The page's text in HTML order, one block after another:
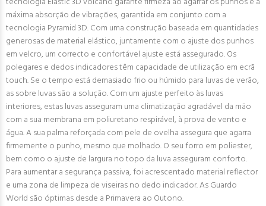
máxima absorção de vibrações, garantida em conjunto com a
tecnologia Pyramid 3D. Com uma construção baseada em quantidades
generosas de material elástico, juntamente com o ajuste dos punhos
em velcro, um correcto e confortável ajuste está assegurado. Os
polegares e dedos indicadores têm capacidade de utilização em ecrã
touch. Se o tempo está demasiado frio ou húmido para luvas de verão,
as sobre luvas são a solução. Com um ajuste perfeito às luvas
interiores, estas luvas asseguram uma climatização agradável da mão
com a sua membrana em poliuretano respirável, à prova de vento e
água. A sua palma reforçada com pele de ovelha assegura que agarra
firmemente o punho, mesmo que molhado. O seu forro em poliester,
bem como o ajuste de largura no topo da luva asseguram conforto.
Para aumentar a segurança passiva, foi acrescentado material reflector
e uma zona de limpeza de viseiras no dedo indicador. As Guardo
World são óptimas desde a Primavera ao Outono.